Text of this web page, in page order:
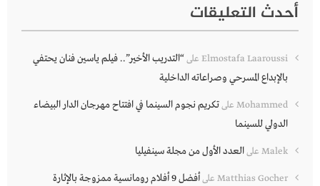
أحدث التعليقات
Elmostafa Laaroussi على“التدريب الأخير”.. فيلم ياسين فنان يحتفي
بالإبداع المسرحي وصراعاته الداخلية
Mohammed علىتكريم نجوم السينما في افتتاح مهرجان الدار البيضاء
الدولي للسينما
Malek علىالعدد الأول من مجلة سينفيليا
Matthias Gocher على
أفضل 9 أفلام رومانسية ممزوجة بالإثارة